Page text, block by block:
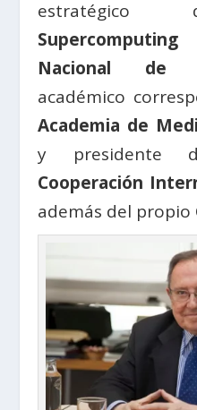
Nacional de
académico
Academia de
y presidente
Cooperación
además del propio